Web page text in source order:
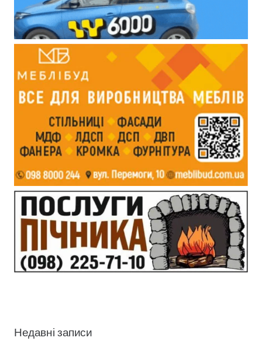
Недавні записи